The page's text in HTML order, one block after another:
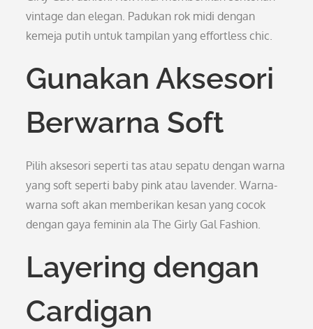
vintage dan elegan. Padukan rok midi dengan
kemeja putih untuk tampilan yang effortless chic.
Gunakan Aksesori
Berwarna Soft
Pilih aksesori seperti tas atau sepatu dengan warna
yang soft seperti baby pink atau lavender. Warna-
warna soft akan memberikan kesan yang cocok
dengan gaya feminin ala The Girly Gal Fashion.
Layering dengan
Cardigan